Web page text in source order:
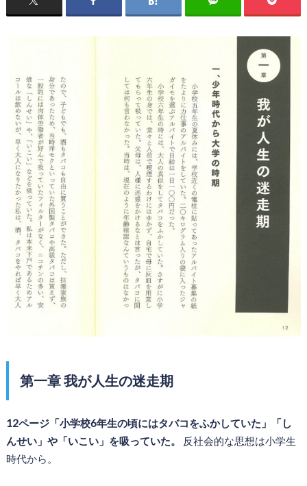
第一章 我が人生の迷走期
12ページ「小学校6年生の頃にはタバコをふかしていた」「し
んせい」や「いこい」を吸っていた。
反社会的な思想は小学生
時代から。